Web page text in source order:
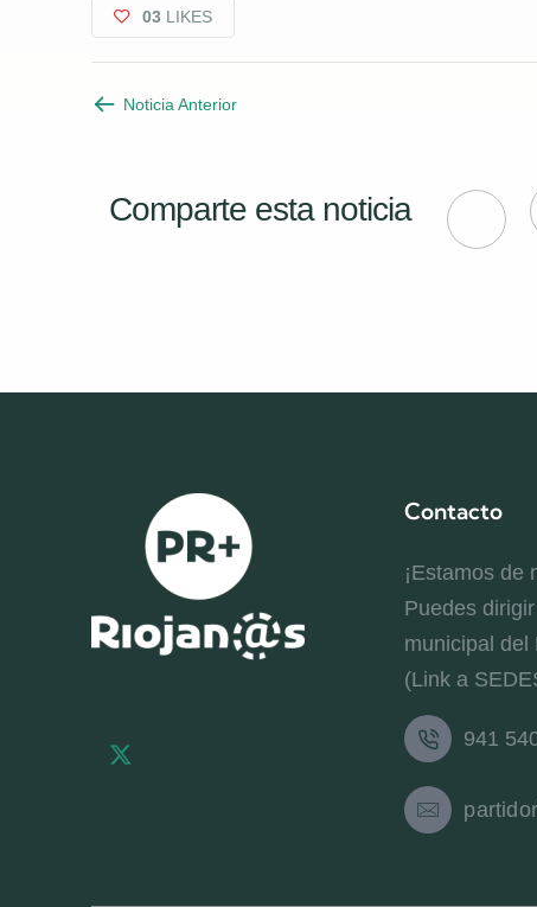
03 LIKES
Noticia Anterior
Comparte esta noticia
X-
Contacto
¡Estamos de
Puedes
municipal
(Link a
941